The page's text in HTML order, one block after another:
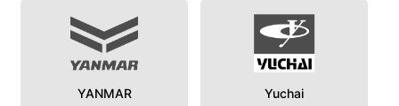
YANMAR Yuchai